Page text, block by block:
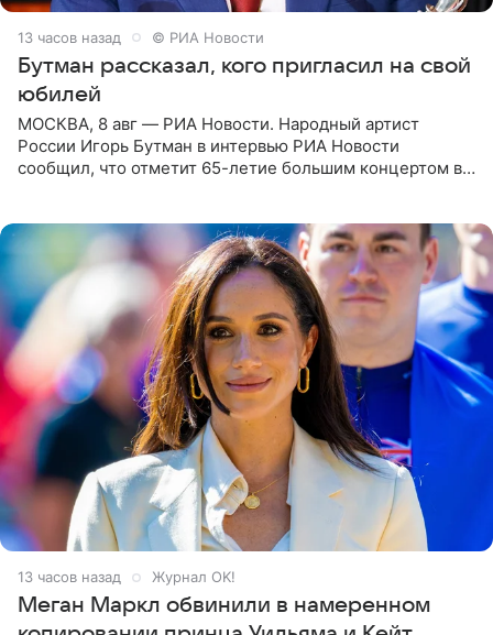
13 часов назад © РИА Новости
Бутман рассказал, кого пригласил на свой
юбилей
МОСКВА, 8 авг — РИА Новости. Народный артист
России Игорь Бутман в интервью РИА Новости
сообщил, что отметит 65-летие большим концертом в
13 часов назад Журнал OK!
Меган Маркл обвинили в намеренном